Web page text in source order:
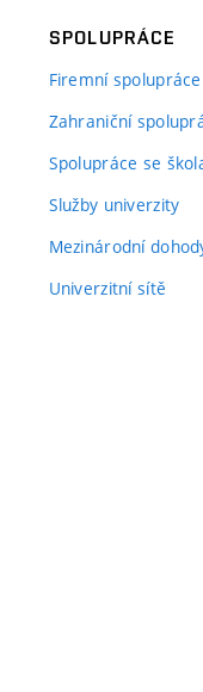
SPOLUPRÁCE
Firemní spolupráce
Zahraniční
Spolupráce se
Služby univerzity
Mezinárodní
Univerzitní sítě